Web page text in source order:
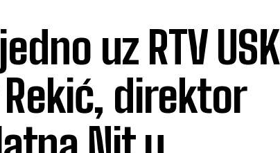
uz RTV USK
direktor